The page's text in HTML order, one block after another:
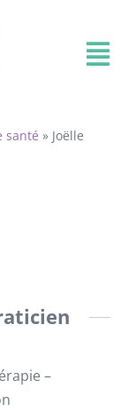
santé » Joëlle
–